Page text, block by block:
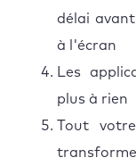
délai
à l'écran
Les
plus à rien
Tout